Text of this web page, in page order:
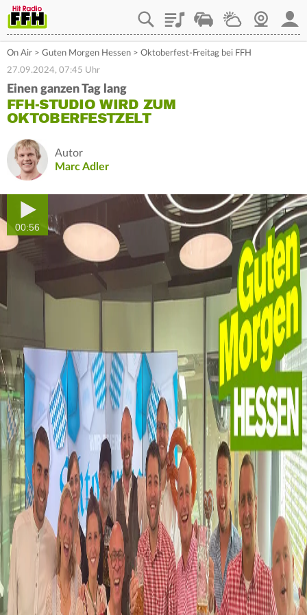
PlaylistStaupilotWetterWebcam
On Air > Guten Morgen Hessen > Oktoberfest-Freitag bei FFH
27.09.2024, 07:45 Uhr
Einen ganzen Tag lang
FFH-STUDIO WIRD ZUM
OKTOBERFESTZELT
Autor
Marc Adler
00:56